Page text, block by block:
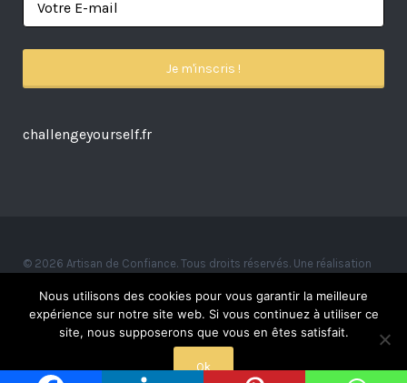
challengeyourself.fr
© 2026 Artisan de Confiance. Tous droits réservés. Une réalisation
Nous utilisons des cookies pour vous garantir la meilleure
expérience sur notre site web. Si vous continuez à utiliser ce
site, nous supposerons que vous en êtes satisfait.
Ok